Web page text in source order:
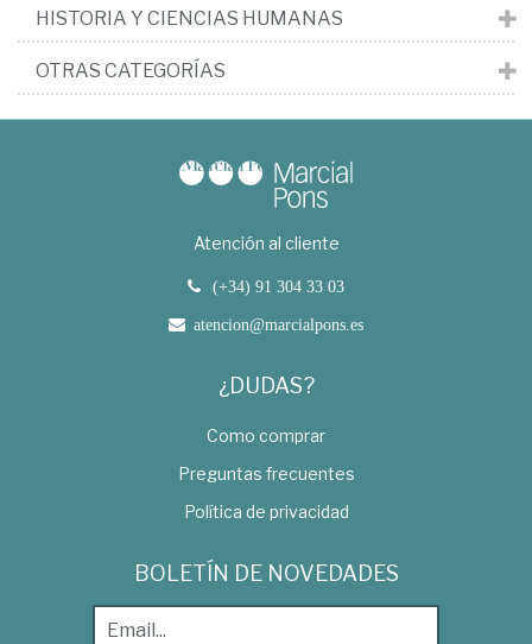
HISTORIA Y CIENCIAS HUMANAS
OTRAS CATEGORÍAS
Atención al cliente
(+34) 91 304 33 03
atencion@marcialpons.es
¿DUDAS?
Como comprar
Preguntas frecuentes
Política de privacidad
BOLETÍN DE NOVEDADES